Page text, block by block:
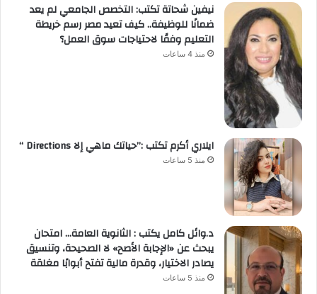
نيفين شحاتة تكتب: التخصص الجامعي لم يعد
ضمانًا للوظيفة.. كيف تعيد مصر رسم خريطة
التعليم وفقًا لاحتياجات سوق العمل؟
منذ 4 ساعات
ايلاري أكرم تكتب :”حياتك ماهي إلا Directions “
منذ 5 ساعات
د.وائل كامل يكتب : الثانوية العامة… امتحان
يبحث عن «الإجابة الأصح» لا الصحيحة، وتنسيق
يصادر الاختيار، وقدرة مالية تفتح أبوابًا مغلقة
منذ 5 ساعات